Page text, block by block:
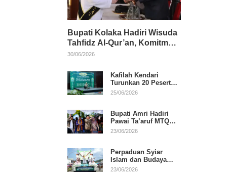
Bupati Kolaka Hadiri Wisuda
Tahfidz Al-Qur’an, Komitmen
Dukung Pendidikan
30/06/2026
Kafilah Kendari
Turunkan 20 Peserta
pada Hari Pertama
25/06/2026
Bupati Amri Hadiri
Pawai Ta’aruf MTQ
XXXI Sultra, Beri
23/06/2026
Perpaduan Syiar
Islam dan Budaya
Warnai Pawai Ta’aruf
23/06/2026